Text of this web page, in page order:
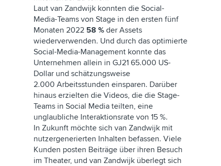
Laut van Zandwijk konnten die Social-
Media-Teams von Stage in den ersten fünf
Monaten 2022 58 % der Assets
wiederverwenden. Und durch das optimierte
Social-Media-Management konnte das
Unternehmen allein in GJ21 65.000 US-
Dollar und schätzungsweise
2.000 Arbeitsstunden einsparen. Darüber
hinaus erzielten die Videos, die die Stage-
Teams in Social Media teilten, eine
unglaubliche Interaktionsrate von 15 %.
In Zukunft möchte sich van Zandwijk mit
nutzergenerierten Inhalten befassen. Viele
Kunden posten Beiträge über ihren Besuch
im Theater, und van Zandwijk überlegt sich